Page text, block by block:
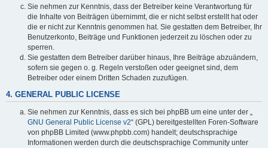
Sie nehmen zur Kenntnis, dass der Betreiber keine Verantwortung für
die Inhalte von Beiträgen übernimmt, die er nicht selbst erstellt hat oder
die er nicht zur Kenntnis genommen hat. Sie gestatten dem Betreiber, Ihr
Benutzerkonto, Beiträge und Funktionen jederzeit zu löschen oder zu
sperren.
Sie gestatten dem Betreiber darüber hinaus, Ihre Beiträge abzuändern,
sofern sie gegen o. g. Regeln verstoßen oder geeignet sind, dem
Betreiber oder einem Dritten Schaden zuzufügen.
4. GENERAL PUBLIC LICENSE
Sie nehmen zur Kenntnis, dass es sich bei phpBB um eine unter der „
GNU General Public License v2“ (GPL) bereitgestellten Foren-Software
von phpBB Limited (www.phpbb.com) handelt; deutschsprachige
Informationen werden durch die deutschsprachige Community unter